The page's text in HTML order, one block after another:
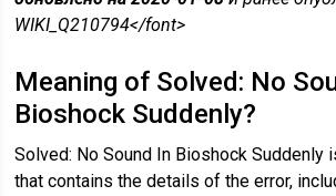
WIKI_Q210794</font>
Meaning of Solved: No
Bioshock Suddenly?
Solved: No Sound In Bioshock Suddenly
that contains the details of the error,